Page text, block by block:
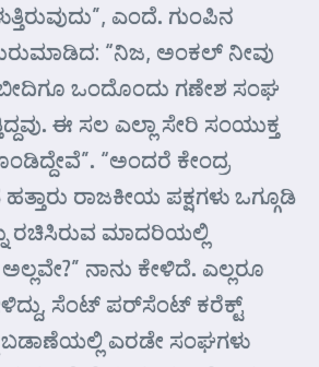
ಎಂದೆ. ಗುಂಪಿನ
“ನಿಜ, ಅಂಕಲ್ ನೀವು
ಒಂದೊಂದು ಗಣೇಶ ಸಂಘ
ಈ ಸಲ ಎಲ್ಲಾ ಸೇರಿ ಸಂಯುಕ್ತ
“ಅಂದರೆ ಕೇಂದ್ರ
ಹತ್ತಾರು ರಾಜಕೀಯ ಪಕ್ಷಗಳು ಒಗ್ಗೂಡಿ
ರಚಿಸಿರುವ ಮಾದರಿಯಲ್ಲಿ
ನಾನು ಕೇಳಿದೆ. ಎಲ್ಲರೂ
ಸೆಂಟ್ ಪರ್‌ಸೆಂಟ್ ಕರೆಕ್ಟ್
ಎರಡೇ ಸಂಘಗಳು